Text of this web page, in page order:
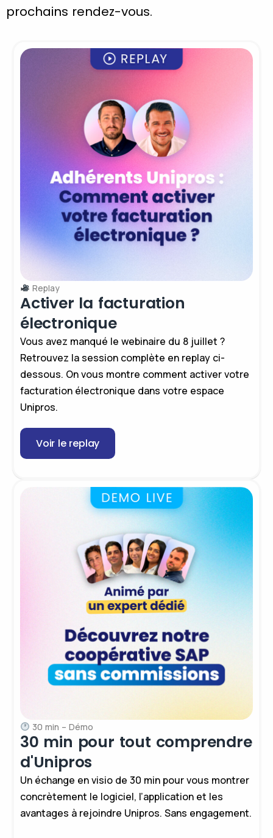
prochains rendez-vous.
Replay
Activer la facturation
électronique
Vous avez manqué le webinaire du 8 juillet ?
Retrouvez la session complète en replay ci-
dessous. On vous montre comment activer votre
facturation électronique dans votre espace
Unipros.
Voir le replay
30 min – Démo
30 min pour tout comprendre
d'Unipros
Un échange en visio de 30 min pour vous montrer
concrètement le logiciel, l’application et les
avantages à rejoindre Unipros. Sans engagement.